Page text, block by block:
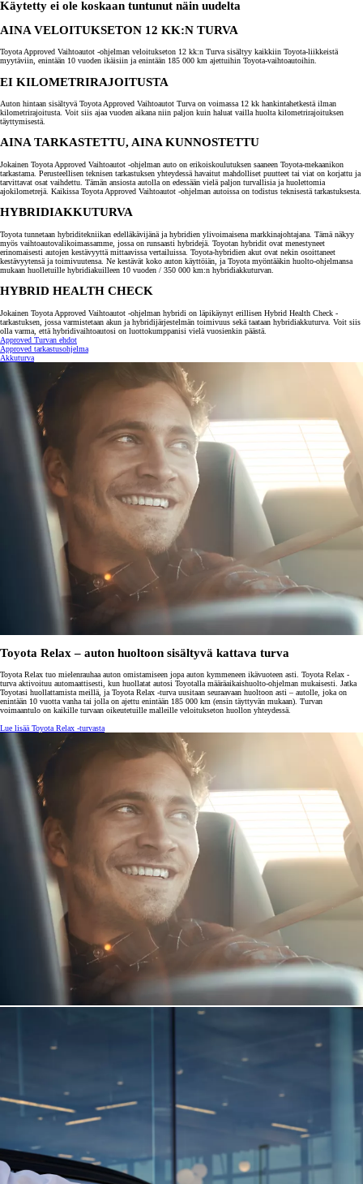
Käytetty ei ole koskaan tuntunut näin uudelta
AINA VELOITUKSETON 12 KK:N TURVA
Toyota Approved Vaihtoautot -ohjelman veloitukseton 12 kk:n Turva sisältyy kaikkiin Toyota-liikkeistä
myytäviin, enintään 10 vuoden ikäisiin ja enintään 185 000 km ajettuihin Toyota-vaihtoautoihin.
EI KILOMETRIRAJOITUSTA
Auton hintaan sisältyvä Toyota Approved Vaihtoautot Turva on voimassa 12 kk hankintahetkestä ilman
kilometrirajoitusta. Voit siis ajaa vuoden aikana niin paljon kuin haluat vailla huolta kilometrirajoituksen
täyttymisestä.
AINA TARKASTETTU, AINA KUNNOSTETTU
Jokainen Toyota Approved Vaihtoautot -ohjelman auto on erikoiskoulutuksen saaneen Toyota-mekaanikon
tarkastama. Perusteellisen teknisen tarkastuksen yhteydessä havaitut mahdolliset puutteet tai viat on korjattu ja
tarvittavat osat vaihdettu. Tämän ansiosta autolla on edessään vielä paljon turvallisia ja huolettomia
ajokilometrejä. Kaikissa Toyota Approved Vaihtoautot -ohjelman autoissa on todistus teknisestä tarkastuksesta.
HYBRIDIAKKUTURVA
Toyota tunnetaan hybriditekniikan edelläkävijänä ja hybridien ylivoimaisena markkinajohtajana. Tämä näkyy
myös vaihtoautovalikoimassamme, jossa on runsaasti hybridejä. Toyotan hybridit ovat menestyneet
erinomaisesti autojen kestävyyttä mittaavissa vertailuissa. Toyota-hybridien akut ovat nekin osoittaneet
kestävyytensä ja toimivuutensa. Ne kestävät koko auton käyttöiän, ja Toyota myöntääkin huolto-ohjelmansa
mukaan huolletuille hybridiakuilleen 10 vuoden / 350 000 km:n hybridiakkuturvan.
HYBRID HEALTH CHECK
Jokainen Toyota Approved Vaihtoautot -ohjelman hybridi on läpikäynyt erillisen Hybrid Health Check -
tarkastuksen, jossa varmistetaan akun ja hybridijärjestelmän toimivuus sekä taataan hybridiakkuturva. Voit siis
olla varma, että hybridivaihtoautosi on luottokumppanisi vielä vuosienkin päästä.
Approved Turvan ehdot
Approved tarkastusohjelma
Akkuturva
Toyota Relax – auton huoltoon sisältyvä kattava turva
Toyota Relax tuo mielenrauhaa auton omistamiseen jopa auton kymmeneen ikävuoteen asti. Toyota Relax -
turva aktivoituu automaattisesti, kun huollatat autosi Toyotalla määräaikaishuolto-ohjelman mukaisesti. Jatka
Toyotasi huollattamista meillä, ja Toyota Relax -turva uusitaan seuraavaan huoltoon asti – autolle, joka on
enintään 10 vuotta vanha tai jolla on ajettu enintään 185 000 km (ensin täyttyvän mukaan). Turvan
voimaantulo on kaikille turvaan oikeutetuille malleille veloitukseton huollon yhteydessä.
Lue lisää Toyota Relax -turvasta